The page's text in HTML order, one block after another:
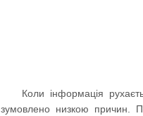
Коли інформація
зумовлено низкою причин.